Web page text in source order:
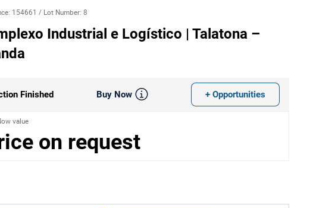
: 154661 / Lot Number:8
Industrial e Logístico | Talatona –
Finished Buy Now + Opportunities
value
on request